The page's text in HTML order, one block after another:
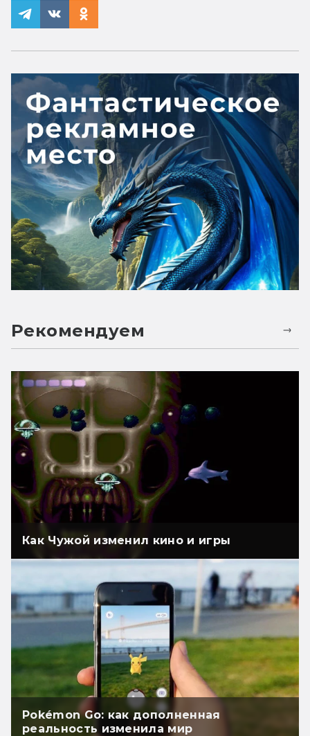
Рекомендуем
Как Чужой изменил кино и игры
Pokémon Go: как дополненная
реальность изменила мир